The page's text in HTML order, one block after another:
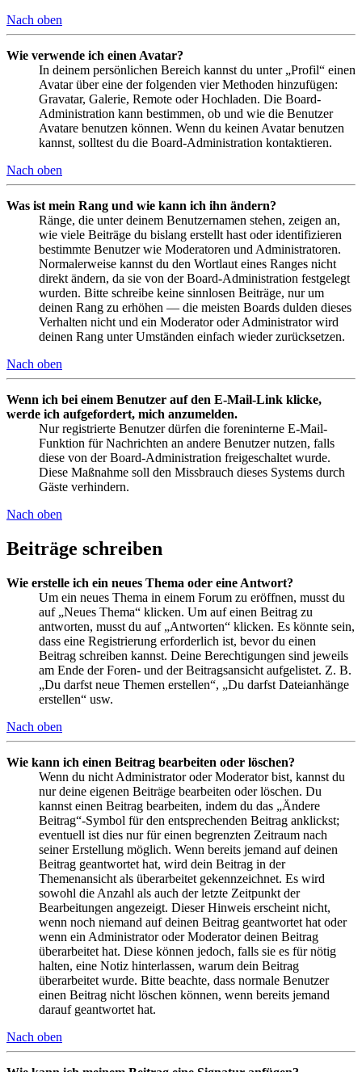
Nach oben
Wie verwende ich einen Avatar?
In deinem persönlichen Bereich kannst du unter „Profil“ einen
Avatar über eine der folgenden vier Methoden hinzufügen:
Gravatar, Galerie, Remote oder Hochladen. Die Board-
Administration kann bestimmen, ob und wie die Benutzer
Avatare benutzen können. Wenn du keinen Avatar benutzen
kannst, solltest du die Board-Administration kontaktieren.
Nach oben
Was ist mein Rang und wie kann ich ihn ändern?
Ränge, die unter deinem Benutzernamen stehen, zeigen an,
wie viele Beiträge du bislang erstellt hast oder identifizieren
bestimmte Benutzer wie Moderatoren und Administratoren.
Normalerweise kannst du den Wortlaut eines Ranges nicht
direkt ändern, da sie von der Board-Administration festgelegt
wurden. Bitte schreibe keine sinnlosen Beiträge, nur um
deinen Rang zu erhöhen — die meisten Boards dulden dieses
Verhalten nicht und ein Moderator oder Administrator wird
deinen Rang unter Umständen einfach wieder zurücksetzen.
Nach oben
Wenn ich bei einem Benutzer auf den E-Mail-Link klicke,
werde ich aufgefordert, mich anzumelden.
Nur registrierte Benutzer dürfen die foreninterne E-Mail-
Funktion für Nachrichten an andere Benutzer nutzen, falls
diese von der Board-Administration freigeschaltet wurde.
Diese Maßnahme soll den Missbrauch dieses Systems durch
Gäste verhindern.
Nach oben
Beiträge schreiben
Wie erstelle ich ein neues Thema oder eine Antwort?
Um ein neues Thema in einem Forum zu eröffnen, musst du
auf „Neues Thema“ klicken. Um auf einen Beitrag zu
antworten, musst du auf „Antworten“ klicken. Es könnte sein,
dass eine Registrierung erforderlich ist, bevor du einen
Beitrag schreiben kannst. Deine Berechtigungen sind jeweils
am Ende der Foren- und der Beitragsansicht aufgelistet. Z. B.
„Du darfst neue Themen erstellen“, „Du darfst Dateianhänge
erstellen“ usw.
Nach oben
Wie kann ich einen Beitrag bearbeiten oder löschen?
Wenn du nicht Administrator oder Moderator bist, kannst du
nur deine eigenen Beiträge bearbeiten oder löschen. Du
kannst einen Beitrag bearbeiten, indem du das „Ändere
Beitrag“-Symbol für den entsprechenden Beitrag anklickst;
eventuell ist dies nur für einen begrenzten Zeitraum nach
seiner Erstellung möglich. Wenn bereits jemand auf deinen
Beitrag geantwortet hat, wird dein Beitrag in der
Themenansicht als überarbeitet gekennzeichnet. Es wird
sowohl die Anzahl als auch der letzte Zeitpunkt der
Bearbeitungen angezeigt. Dieser Hinweis erscheint nicht,
wenn noch niemand auf deinen Beitrag geantwortet hat oder
wenn ein Administrator oder Moderator deinen Beitrag
überarbeitet hat. Diese können jedoch, falls sie es für nötig
halten, eine Notiz hinterlassen, warum dein Beitrag
überarbeitet wurde. Bitte beachte, dass normale Benutzer
einen Beitrag nicht löschen können, wenn bereits jemand
darauf geantwortet hat.
Nach oben